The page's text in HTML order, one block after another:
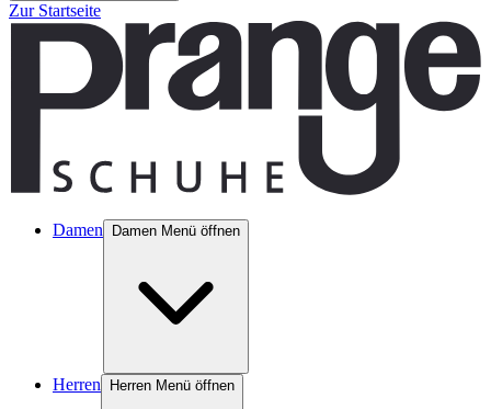
Zur Startseite
Damen Damen Menü öffnen
Herren Herren Menü öffnen